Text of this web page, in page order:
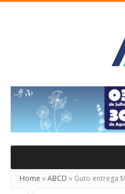
Real
Home »ABCD » Guto entrega